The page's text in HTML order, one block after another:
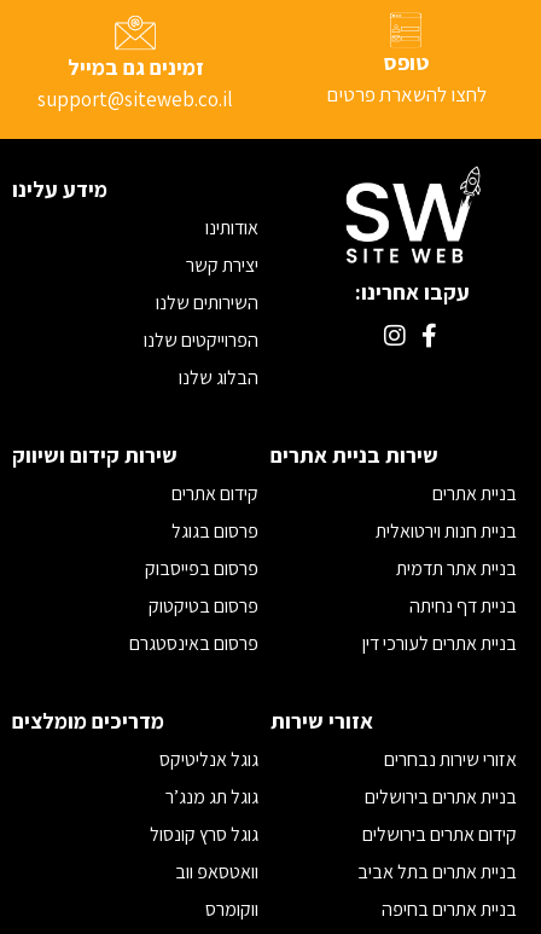
טופס
לחצו להשארת פרטים
זמינים גם במייל
support@siteweb.co.il
עקבו אחרינו:
מידע עלינו
אודותינו
יצירת קשר
השירותים שלנו
הפרוייקטים שלנו
הבלוג שלנו
הצהרת נגישות
שירות בניית אתרים
בניית אתרים
בניית חנות וירטואלית
בניית אתר תדמית
בניית דף נחיתה
בניית אתרים לעורכי דין
בניית אתרים לרופאים
בניית אתרים לרואי חשבון
בניית אתרים לחברות הייטק
שירות קידום ושיווק
קידום אתרים
פרסום בגוגל
פרסום בפייסבוק
פרסום בטיקטוק
פרסום באינסטגרם
ניהול קמפיינים בפייסבוק
מומחה פרסום בגוגל
מומחה קידום אתרים
שיווק בפייסבוק
מדיה חברתית
שיווק דיגיטלי
אזורי שירות
אזורי שירות נבחרים
בניית אתרים בירושלים
קידום אתרים בירושלים
בניית אתרים בתל אביב
בניית אתרים בחיפה
מדריכים מומלצים
גוגל אנליטיקס
גוגל תג מנג’ר
גוגל סרץ קונסול
וואטסאפ ווב
ווקומרס